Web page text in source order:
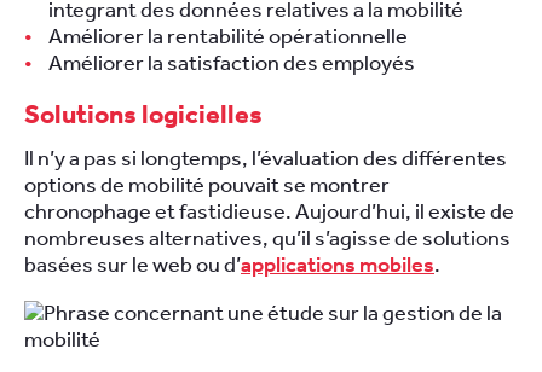
integrant des données relatives a la mobilité
Améliorer la rentabilité opérationnelle
Améliorer la satisfaction des employés
Solutions logicielles
Il n’y a pas si longtemps, l’évaluation des différentes
options de mobilité pouvait se montrer
chronophage et fastidieuse. Aujourd’hui, il existe de
nombreuses alternatives, qu’il s’agisse de solutions
basées sur le web ou d’applications mobiles.